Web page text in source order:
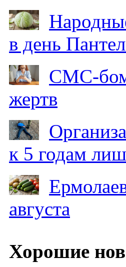
в день
СМС-
жертв
к 5 годам
августа
Хорошие